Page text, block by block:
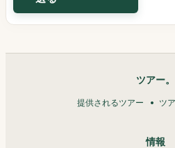
ツアー。
提供されるツアー ツ
情報